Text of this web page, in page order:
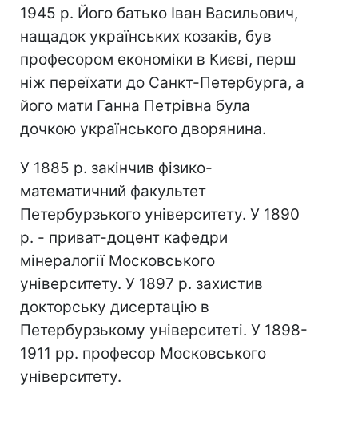
1945 р. Його батько Іван Васильович,
нащадок українських козаків, був
професором економіки в Києві, перш
ніж переїхати до Санкт-Петербурга, а
його мати Ганна Петрівна була
дочкою українського дворянина.
У 1885 р. закінчив фізико-
математичний факультет
Петербурзького університету. У 1890
р. - приват-доцент кафедри
мінералогії Московського
університету. У 1897 р. захистив
докторську дисертацію в
Петербурзькому університеті. У 1898-
1911 рр. професор Московського
університету.